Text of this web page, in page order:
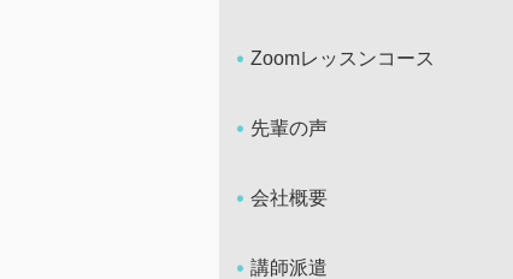
Zoomレッスンコース
先輩の声
会社概要
講師派遣